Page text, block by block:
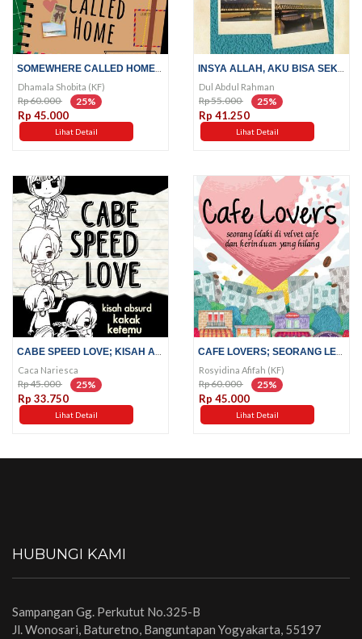
Dhamala Shobita (KF)
Rp 60.000 25%
Rp 45.000
Lihat Detail
Dul Abdul Rahman
Rp 55.000 25%
Rp 41.250
Lihat Detail
Caca Nariesca
Rp 45.000 25%
Rp 33.750
Lihat Detail
Rosyidina Afifah (KF)
Rp 60.000 25%
Rp 45.000
Lihat Detail
HUBUNGI KAMI
Sampangan Gg. Perkutut No.325-B
Jl. Wonosari, Baturetno, Banguntapan Yogyakarta, 55197